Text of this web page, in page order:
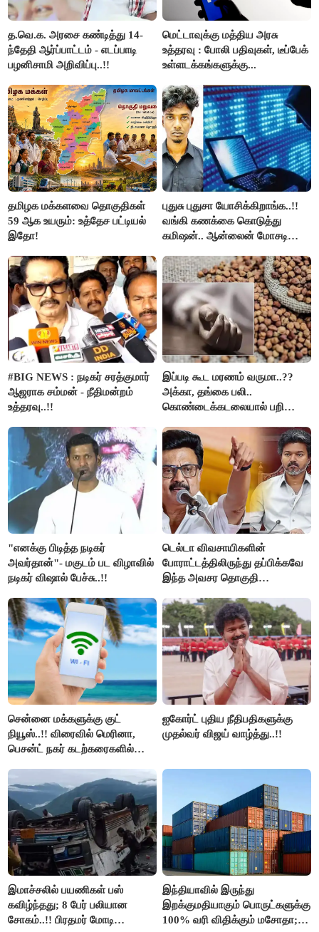
த.வெ.க. அரசை கண்டித்து 14-
ந்தேதி ஆர்ப்பாட்டம் - எடப்பாடி
பழனிசாமி அறிவிப்பு..!!
மெட்டாவுக்கு மத்திய அரசு
உத்தரவு : போலி பதிவுகள், டீப்பேக்
உள்ளடக்கங்களுக்கு...
தமிழக மக்களவை தொகுதிகள்
59 ஆக உயரும்: உத்தேச பட்டியல்
இதோ!
புதுசு புதுசா யோசிக்கிறாங்க..!!
வங்கி கணக்கை கொடுத்து
கமிஷன்.. ஆன்லைன் மோசடி
கைது..!!
#BIG NEWS : நடிகர் சரத்குமார்
ஆஜராக சம்மன் - நீதிமன்றம்
உத்தரவு..!!
இப்படி கூட மரணம் வருமா..??
அக்கா, தங்கை பலி..
கொண்டைக்கடலையால் பறிபோன
"எனக்கு பிடித்த நடிகர்
அவர்தான்"- மகுடம் பட விழாவில்
நடிகர் விஷால் பேச்சு..!!
டெல்டா விவசாயிகளின்
போராட்டத்திலிருந்து தப்பிக்கவே
இந்த அவசர தொகுதி
அரங்கேற்றுகிறார் முதலமைச்சர் -
திமுக ஐடி விங்..!!
சென்னை மக்களுக்கு குட்
நியூஸ்..!! விரைவில் மெரினா,
பெசன்ட் நகர் கடற்கரைகளில்
ஐகோர்ட் புதிய நீதிபதிகளுக்கு
முதல்வர் விஜய் வாழ்த்து..!!
இமாச்சலில் பயணிகள் பஸ்
கவிழ்ந்தது; 8 பேர் பலியான
சோகம்..!! பிரதமர் மோடி
இந்தியாவில் இருந்து
இறக்குமதியாகும் பொருட்களுக்கு
100% வரி விதிக்கும் மசோதா;